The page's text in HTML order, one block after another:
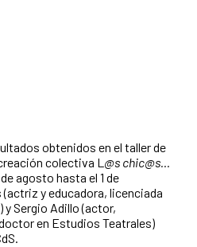
obtenidos en el taller de
colectiva L @s chic@s...
agosto hasta el 1 de
y educadora, licenciada
Sergio Adillo (actor,
en Estudios Teatrales)